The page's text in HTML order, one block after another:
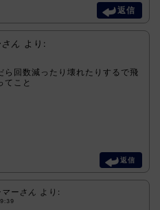
返信
ん より:
ら回数減ったり壊れたりするで飛
てこと
返信
ーさん より: